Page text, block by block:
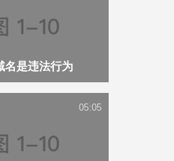
名是违法行为
05:05